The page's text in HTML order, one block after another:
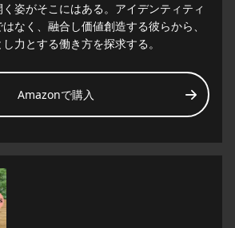
姿がそこにはある。アイデンティティ
なく、融合し価値創造する彼らから、
力とする働き方を探求する。
Amazonで購入